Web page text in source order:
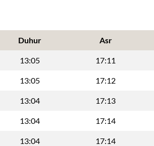
Duhur Asr
13:05 17:11
13:05 17:12
13:04 17:13
13:04 17:14
13:04 17:14